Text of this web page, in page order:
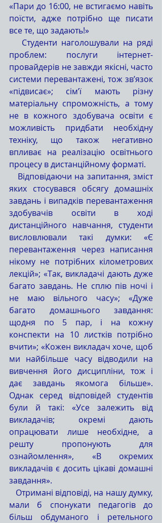
«Пари до 16:00, не встигаємо навіть
поїсти, адже потрібно ще писати
все те, що задають!»
проблем: послуги інтернет-
провайдерів не завжди якісні, часто
системи перевантажені, тож зв’язок
«підвисає»; сім’ї мають різну
матеріальну спроможність, а тому
не в кожного здобувача освіти є
можливість придбати необхідну
техніку, що також негативно
впливає на реалізацію освітнього
процесу в дистанційному форматі.
яких стосувався обсягу домашніх
завдань і випадків перевантаження
здобувачів освіти в ході
дистанційного навчання, студенти
висловлювали такі думки: «Є
перевантаження через написання
нікому не потрібних кілометрових
лекцій»; «Так, викладачі дають дуже
багато завдань. Не сплю пів ночі і
не маю вільного часу»; «Дуже
багато домашнього завдання:
щодня по 5 пар, і на кожну
конспекти на 10 листків потрібно
вчити»; «Кожен викладач хоче, щоб
ми найбільше часу відводили на
вивчення його дисципліни, тож і
дає завдань якомога більше».
Однак серед відповідей студентів
були й такі: «Усе залежить від
викладачів; окремі дають
опрацювати лише необхідне, а
решту пропонують для
ознайомлення», «В окремих
викладачів є досить цікаві домашні
завдання».
мали б спонукати педагогів до
більш обдуманого і ретельного